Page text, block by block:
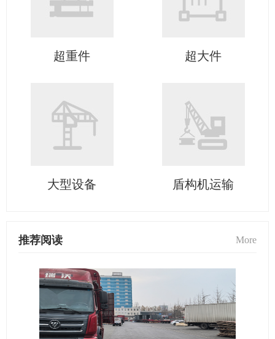
超重件 超大件
大型设备 盾构机运输
推荐阅读 More